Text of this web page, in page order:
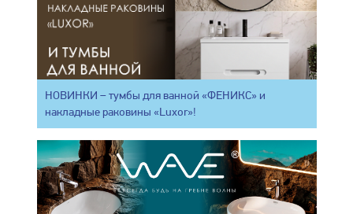
НОВИНКИ – тумбы для ванной «ФЕНИКС» и
накладные раковины «Luxor»!